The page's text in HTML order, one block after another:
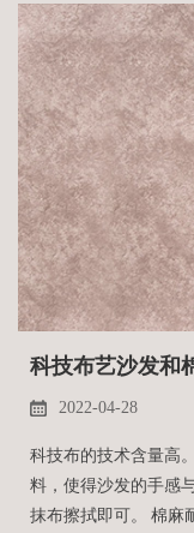
科技布艺沙发和
2022-04-28
科技布的技术含量高
料，使得沙发的手感
抹布擦拭即可。 棉麻